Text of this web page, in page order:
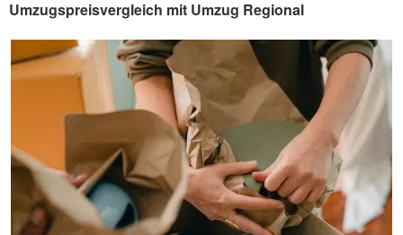
Umzugspreisvergleich mit Umzug Regional